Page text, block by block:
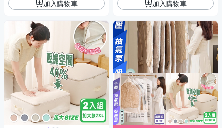
加入購物車 加入購物車